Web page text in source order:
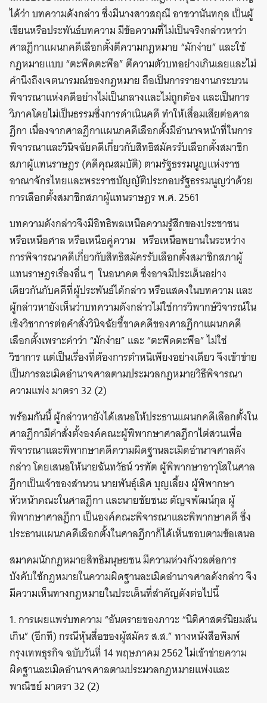
ได้ว่า บทความดังกล่าว ซึ่งมีนางสาวสฤณี อาชวานันทกุล เป็นผู้
เขียนหรือประพันธ์บทความ มีข้อความที่ไม่เป็นจริงกล่าวหาว่า
ศาลฎีกาแผนกคดีเลือกตั้งตีความกฎหมาย “มักง่าย” และใช้
กฎหมายแบบ “ตะพึดตะพือ” ตีความตัวบทอย่างเกินเลยและไม่
คำนึงถึงเจตนารมณ์ของกฎหมาย ถือเป็นการรายงานกระบวน
พิจารณาแห่งคดีอย่างไม่เป็นกลางและไม่ถูกต้อง และเป็นการ
วิภาคโดยไม่เป็นธรรมซึ่งการดำเนินคดี ทำให้เสื่อมเสียต่อศาล
ฎีกา เนื่องจากศาลฎีกาแผนกคดีเลือกตั้งมีอำนาจหน้าที่ในการ
พิจารณาและวินิจฉัยคดีเกี่ยวกับสิทธิสมัครรับเลือกตั้งสมาชิก
สภาผู้แทนราษฎร (คดีคุณสมบัติ) ตามรัฐธรรมนูญแห่งราช
อาณาจักรไทยและพระราชบัญญัติประกอบรัฐธรรมนูญว่าด้วย
การเลือกตั้งสมาชิกสภาผู้แทนราษฎร พ.ศ. 2561
บทความดังกล่าวจึงมีอิทธิพลเหนือความรู้สึกของประชาชน
หรือเหนือศาล หรือเหนือคู่ความ หรือเหนือพยานในระหว่าง
การพิจารณาคดีเกี่ยวกับสิทธิสมัครรับเลือกตั้งสมาชิกสภาผู้
แทนราษฎรเรื่องอื่น ๆ ในอนาคต ซึ่งอาจมีประเด็นอย่าง
เดียวกันกับคดีที่ผู้ประพันธ์ได้กล่าว หรือแสดงในบทความ และ
ผู้กล่าวหายังเห็นว่าบทความดังกล่าวไม่ใช่การวิพากษ์วิจารณ์ใน
เชิงวิชาการต่อคำสั่งวินิจฉัยชี้ขาดคดีของศาลฎีกาแผนกคดี
เลือกตั้งเพราะคำว่า “มักง่าย” และ “ตะพึดตะพือ” ไม่ใช่
วิชาการ แต่เป็นเรื่องที่ต้องการตำหนิเพียงอย่างเดียว จึงเข้าข่าย
เป็นการละเมิดอำนาจศาลตามประมวลกฎหมายวิธีพิจารณา
ความแพ่ง มาตรา 32 (2)
พร้อมกันนี้ ผู้กล่าวหายังได้เสนอให้ประธานแผนกคดีเลือกตั้งใน
ศาลฎีกามีคำสั่งตั้งองค์คณะผู้พิพากษาศาลฎีกาไต่สวนเพื่อ
พิจารณาและพิพากษาคดีความผิดฐานละเมิดอำนาจศาลดัง
กล่าว โดยเสนอให้นายฉันทวัธน์ วรทัต ผู้พิพากษาอาวุโสในศาล
ฎีกาเป็นเจ้าของสำนวน นายพันธุ์เลิศ บุญเลี้ยง ผู้พิพากษา
หัวหน้าคณะในศาลฎีกา และนายชัยชนะ ตัญจพัฒน์กุล ผู้
พิพากษาศาลฎีกา เป็นองค์คณะพิจารณาและพิพากษาคดี ซึ่ง
ประธานแผนกคดีเลือกตั้งในศาลฎีกาก็ได้เห็นชอบตามข้อเสนอ
สมาคมนักกฎหมายสิทธิมนุษยชน มีความห่วงกังวลต่อการ
บังคับใช้กฎหมายในความผิดฐานละเมิดอำนาจศาลดังกล่าว จึง
มีความเห็นทางกฎหมายในประเด็นที่สำคัญดังต่อไปนี้
1. การเผยแพร่บทความ “อันตรายของภาวะ “นิติศาสตร์นิยมล้น
เกิน” (อีกที) กรณีหุ้นสื่อของผู้สมัคร ส.ส.” ทางหนังสือพิมพ์
กรุงเทพธุรกิจ ฉบับวันที่ 14 พฤษภาคม 2562 ไม่เข้าข่ายความ
ผิดฐานละเมิดอำนาจศาลตามประมวลกฎหมายแพ่งและ
พาณิชย์ มาตรา 32 (2)